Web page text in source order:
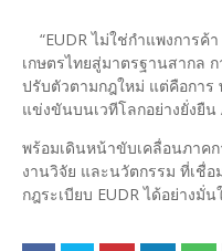
“EUDR ไม่ใช่กำแพงการค้
เกษตรไทยสู่มาตรฐานสากล
ปรับตัวตามกฎใหม่ แต่คือการ
แข่งขันบนเวทีโลกอย่างยั่งยืน
พร้อมเดินหน้าขับเคลื่อนภาค
งานวิจัย และนวัตกรรม ที่เชื่อ
กฎระเบียบ EUDR ได้อย่างมั่น